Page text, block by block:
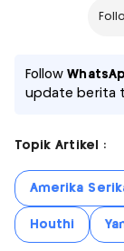
Follow
update berita
Topik Artikel :
Amerika
Houthi